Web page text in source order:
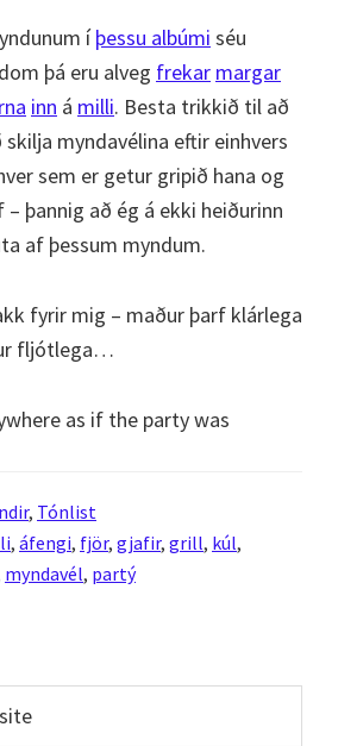
íþessu albúmi séu
þá eru alveg frekar margar
inn á milli. Besta trikkið til að
myndavélina eftir einhvers
sem er getur gripið hana og
þannig að ég á ekki heiðurinn
af þessum myndum.
fyrir mig – maður þarf klárlega
fljótlega…
as if the party was
, Tónlist
, áfengi, fjör, gjafir, grill, kúl,
myndavél, partý